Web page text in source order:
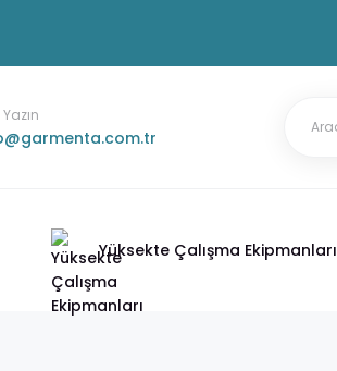
Yüksekte Çalışma Ekipmanları